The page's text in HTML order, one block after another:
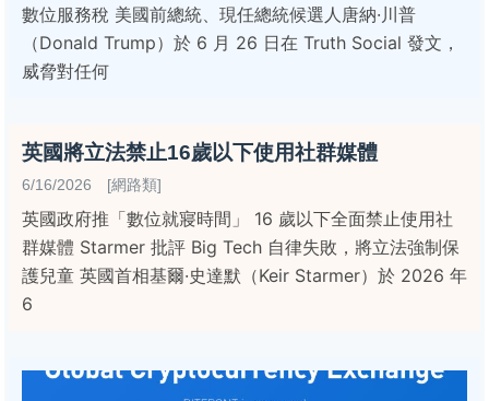
數位服務稅 美國前總統、現任總統候選人唐納·川普
（Donald Trump）於 6 月 26 日在 Truth Social 發文，
威脅對任何
英國將立法禁止16歲以下使用社群媒體
6/16/2026 [網路類]
英國政府推「數位就寢時間」 16 歲以下全面禁止使用社
群媒體 Starmer 批評 Big Tech 自律失敗，將立法強制保
護兒童 英國首相基爾·史達默（Keir Starmer）於 2026 年
6